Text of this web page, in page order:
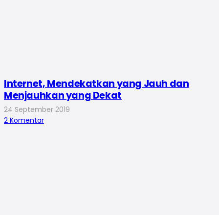
Internet, Mendekatkan yang Jauh dan
Menjauhkan yang Dekat
24 September 2019
2 Komentar